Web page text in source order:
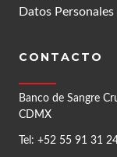
Datos Personales
CONTACTO
Banco de Sangre
CDMX
Tel: +52 55 91 31